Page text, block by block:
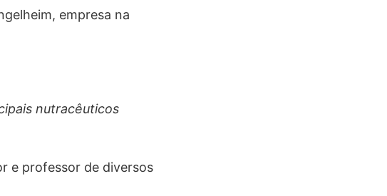
empresa na
nutracêuticos
e professor de diversos